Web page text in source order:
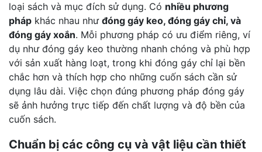
loại sách và mục đích sử dụng. Có nhiều phương
pháp khác nhau như đóng gáy keo, đóng gáy chỉ, và
đóng gáy xoắn. Mỗi phương pháp có ưu điểm riêng, ví
dụ như đóng gáy keo thường nhanh chóng và phù hợp
với sản xuất hàng loạt, trong khi đóng gáy chỉ lại bền
chắc hơn và thích hợp cho những cuốn sách cần sử
dụng lâu dài. Việc chọn đúng phương pháp đóng gáy
sẽ ảnh hưởng trực tiếp đến chất lượng và độ bền của
cuốn sách.
Chuẩn bị các công cụ và vật liệu cần thiết